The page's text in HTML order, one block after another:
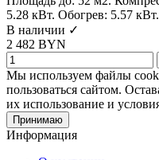
5.28 кВт. Обогрев: 5.57 кВт.
В наличии ✓
2 482 BYN
Мы используем файлы
пользоваться сайтом.
их использование и
Принимаю
Информация